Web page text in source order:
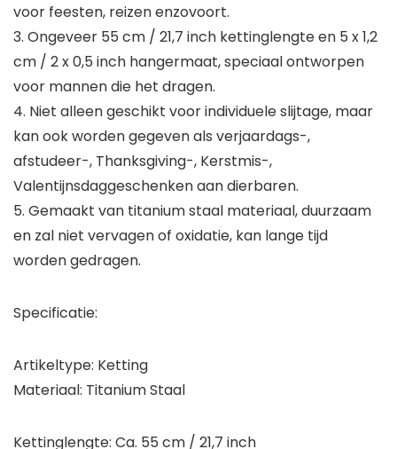
voor feesten, reizen enzovoort.
3. Ongeveer 55 cm / 21,7 inch kettinglengte en 5 x 1,2
cm / 2 x 0,5 inch hangermaat, speciaal ontworpen
voor mannen die het dragen.
4. Niet alleen geschikt voor individuele slijtage, maar
kan ook worden gegeven als verjaardags-,
afstudeer-, Thanksgiving-, Kerstmis-,
Valentijnsdaggeschenken aan dierbaren.
5. Gemaakt van titanium staal materiaal, duurzaam
en zal niet vervagen of oxidatie, kan lange tijd
worden gedragen.
Specificatie:
Artikeltype: Ketting
Materiaal: Titanium Staal
Kettinglengte: Ca. 55 cm / 21,7 inch